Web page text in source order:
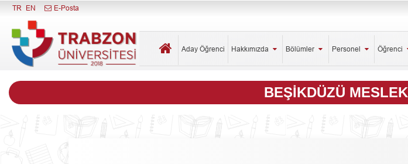
Menüyü Kapat
TR EN E-Posta
Aday Öğrenci Hakkımızda Bölümler Personel Öğrenci
BEŞIKDÜZÜ